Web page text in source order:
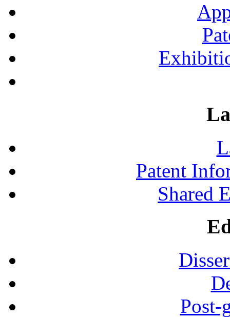
Patent
Shared
Post-